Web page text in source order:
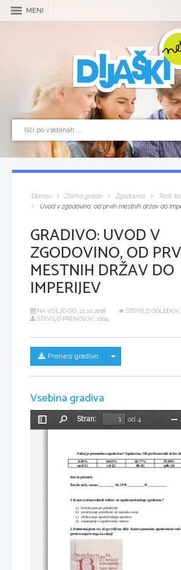
MENI
Domov Zbirka gradiv Zgodovina
Testi,
Uvod v zgodovino, od prvih mestnih držav do
GRADIVO:UVOD V
ZGODOVINO, OD
MESTNIH DRŽAV DO
IMPERIJEV
NA VOLJO OD: 21.12.2018
ŠTEVILO OGLEDOV:
ŠTEVILO PRENOSOV: 2104
Prenesi gradivo Skrij/prikaži meni
Vsebina gradiva
Preklopi
Stran:
od 4
Zakaj je pomembna zgodovina? Zgodovina, Od prvih mestnih držav
0-49% 50-63% 64-77% 78-89%
nzd (1)
zd (2) db (3) pdb (4)
Ime in priimek:
Število točk, ocena:_________ /39,5T __________
1. Katera od navedenih trditev ne spada med naloge zgodovine?
a)
kritična presoja preteklosti
b)
preučevanje preteklosti od nastanka sveta
c)
oblikovanje zgodovinskega spomina
d)
seznanjanje z zgodovinsko resnico
2. Poimenuj pisni vir, ki ga vidiš na sliki. Katero pomožno zgodovinsko
preučevanju le-tega in zakaj?